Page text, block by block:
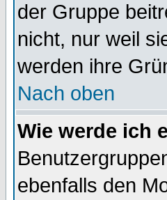
der Gruppe
nicht, nur weil
werden ihre
Nach oben
Wie werde ich
ebenfalls den